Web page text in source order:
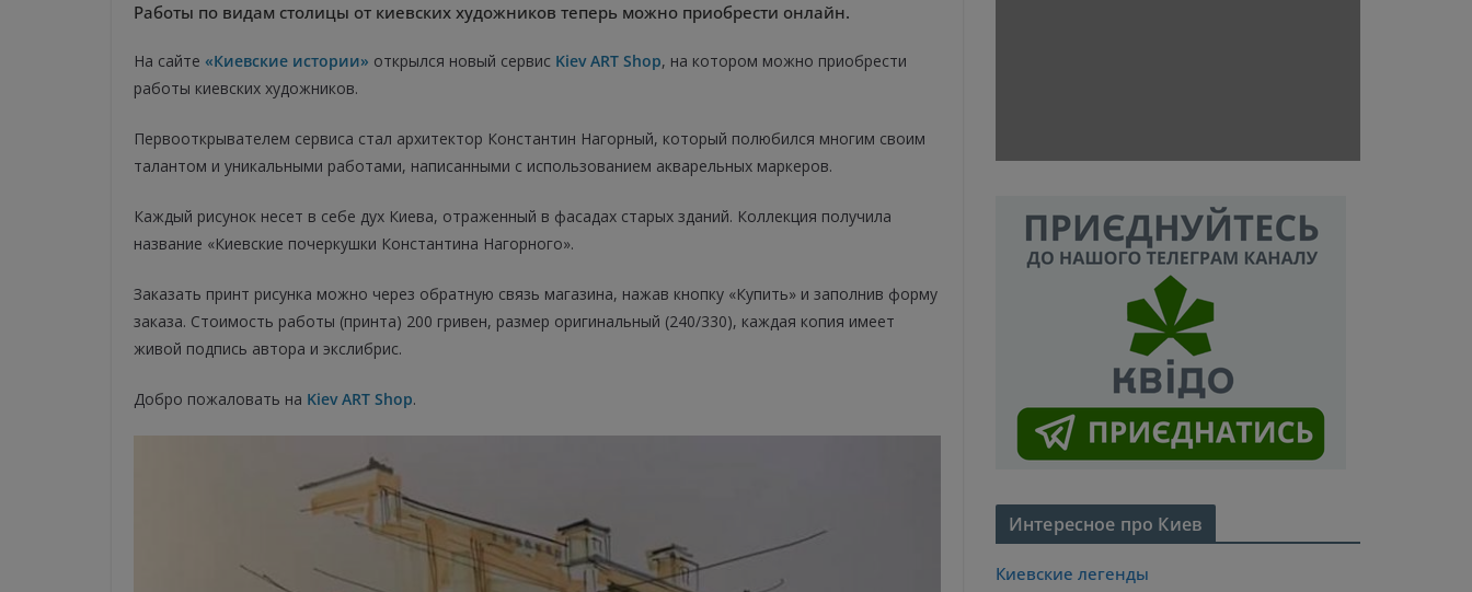
Работы по видам столицы от киевских художников теперь можно приобрести онлайн.
На сайте «Киевские истории» открылся новый сервис Kiev ART Shop, на котором можно приобрести
работы киевских художников.
Первооткрывателем сервиса стал архитектор Константин Нагорный, который полюбился многим своим
талантом и уникальными работами, написанными с использованием акварельных маркеров.
Каждый рисунок несет в себе дух Киева, отраженный в фасадах старых зданий. Коллекция получила
название «Киевские почеркушки Константина Нагорного».
Заказать принт рисунка можно через обратную связь магазина, нажав кнопку «Купить» и заполнив форму
заказа. Стоимость работы (принта) 200 гривен, размер оригинальный (240/330), каждая копия имеет
живой подпись автора и экслибрис.
Добро пожаловать на Kiev ART Shop.
Интересное про Киев
Киевские легенды